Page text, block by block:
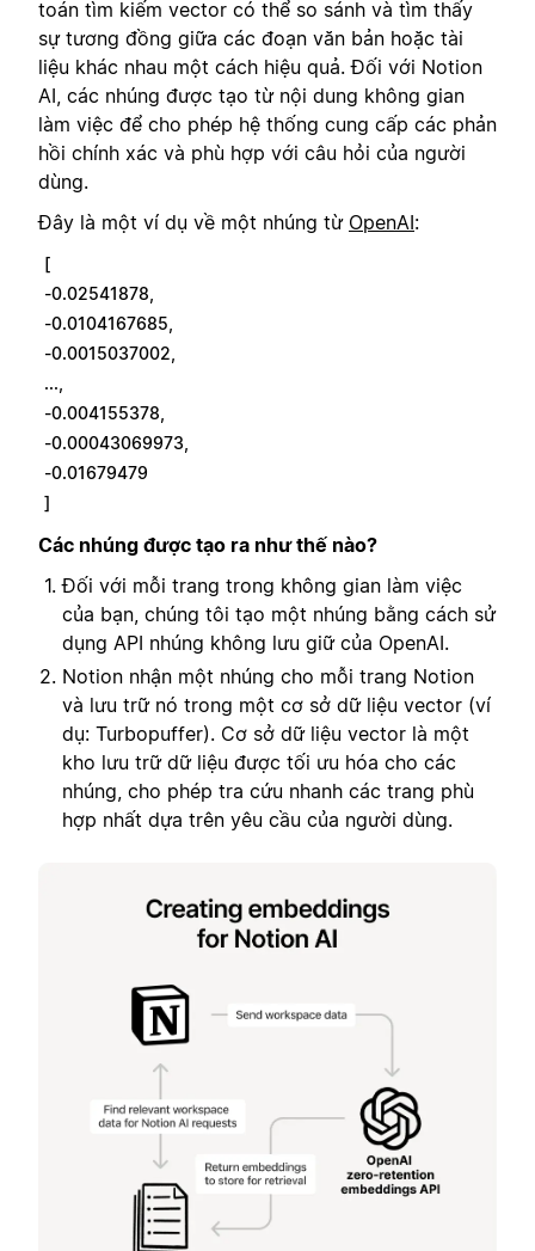
toán tìm kiếm vector có thể so sánh và tìm thấy
sự tương đồng giữa các đoạn văn bản hoặc tài
liệu khác nhau một cách hiệu quả. Đối với Notion
AI, các nhúng được tạo từ nội dung không gian
làm việc để cho phép hệ thống cung cấp các phản
hồi chính xác và phù hợp với câu hỏi của người
dùng.
Đây là một ví dụ về một nhúng từ OpenAI:
[
-0.02541878,
-0.0104167685,
-0.0015037002,
...,
-0.004155378,
-0.00043069973,
-0.01679479
]
Các nhúng được tạo ra như thế nào?
Đối với mỗi trang trong không gian làm việc
của bạn, chúng tôi tạo một nhúng bằng cách sử
dụng API nhúng không lưu giữ của OpenAI.
Notion nhận một nhúng cho mỗi trang Notion
và lưu trữ nó trong một cơ sở dữ liệu vector (ví
dụ: Turbopuffer). Cơ sở dữ liệu vector là một
kho lưu trữ dữ liệu được tối ưu hóa cho các
nhúng, cho phép tra cứu nhanh các trang phù
hợp nhất dựa trên yêu cầu của người dùng.